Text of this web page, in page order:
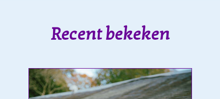
Recent bekeken